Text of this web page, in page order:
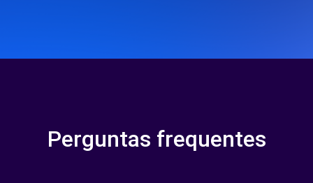
Perguntas frequentes